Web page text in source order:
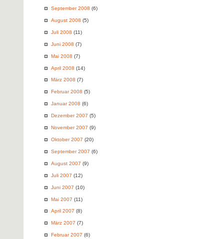
September 2008 (6)
August 2008 (5)
Juli 2008 (11)
Juni 2008 (7)
Mai 2008 (7)
April 2008 (14)
März 2008 (7)
Februar 2008 (5)
Januar 2008 (6)
Dezember 2007 (5)
November 2007 (9)
Oktober 2007 (20)
September 2007 (6)
August 2007 (9)
Juli 2007 (12)
Juni 2007 (10)
Mai 2007 (11)
April 2007 (8)
März 2007 (7)
Februar 2007 (6)